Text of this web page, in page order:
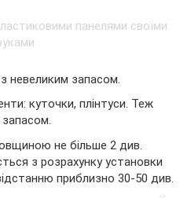
невеликим запасом.
куточки, плінтуси. Теж
не більше 2 див.
з розрахунку установки
приблизно 30-50 див.